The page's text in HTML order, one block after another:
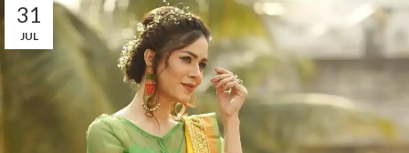
31
JUL